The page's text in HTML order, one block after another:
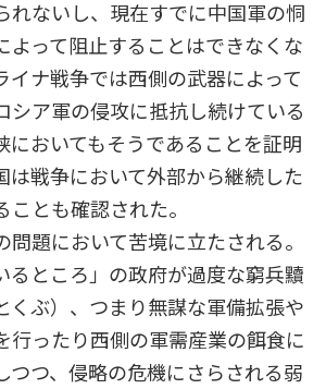
れないし、現在すでに中国軍の恫
よって阻止することはできなくな
イナ戦争では西側の武器によって
シア軍の侵攻に抵抗し続けている
においてもそうであることを証明
は戦争において外部から継続した
とも確認された。
題において苦境に立たされる。
るところ」の政府が過度な窮兵黷
くぶ）、つまり無謀な軍備拡張や
行ったり西側の軍需産業の餌食に
つつ、侵略の危機にさらされる弱